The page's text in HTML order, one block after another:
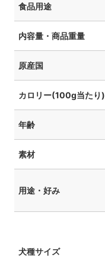
食品用途
内容量・商品重量
原産国
カロリー(100g当たり)
年齢
素材
用途・好み
犬種サイズ